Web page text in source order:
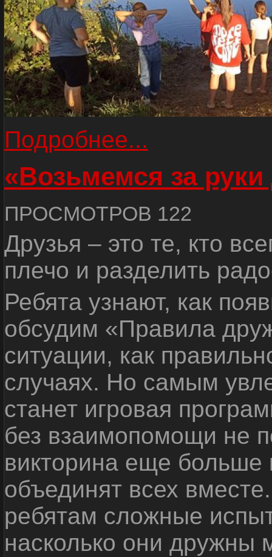
Подробнее...
«Возьмемся за руки
ПРОСМОТРОВ 122
Друзья – это те, кто
плечо и разделить
Ребята узнают, как
обсудим «Правила
ситуации, как
случаях. Но самым
станет игровая
без взаимопомощи не
викторина еще
объединят всех
ребятам сложные
насколько они дружны